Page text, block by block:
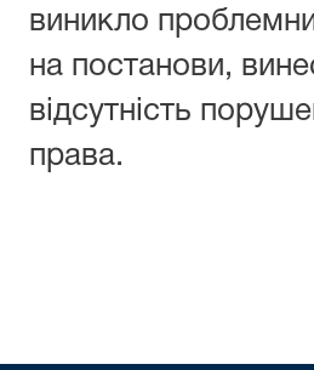
виникло
на постанови,
відсутність
права.